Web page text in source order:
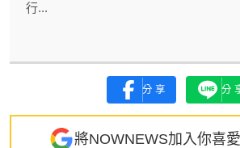
行...
分享 分
將NOWNEWS加入你喜